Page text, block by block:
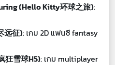
(Hello Kitty环球之旅):
远征): เกม 2D แฟนซี fantasy
狂雪球H5): เกม multiplayer